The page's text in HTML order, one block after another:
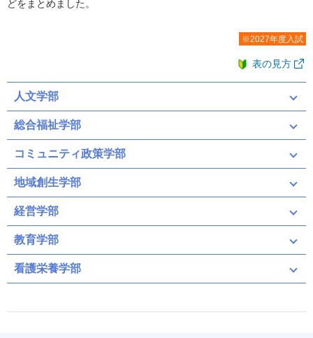
どをまとめました。
※2027年度入試
表の見方
人文学部
総合福祉学部
コミュニティ政策学部
地域創生学部
経営学部
教育学部
看護栄養学部